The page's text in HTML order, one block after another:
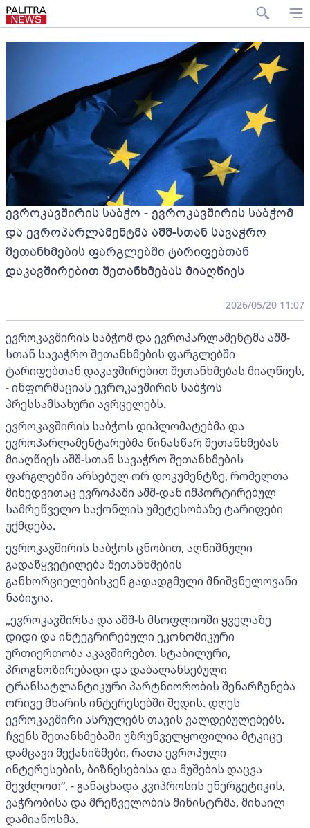
ევროკავშირის საბჭო - ევროკავშირის საბჭომ
და ევროპარლამენტმა აშშ-სთან სავაჭრო
შეთანხმების ფარგლებში ტარიფებთან
დაკავშირებით შეთანხმებას მიაღწიეს
2026/05/20 11:07
ევროკავშირის საბჭომ და ევროპარლამენტმა აშშ-
სთან სავაჭრო შეთანხმების ფარგლებში
ტარიფებთან დაკავშირებით შეთანხმებას მიაღწიეს,
- ინფორმაციას ევროკავშირის საბჭოს
პრესსამსახური ავრცელებს.
ევროკავშირის საბჭოს დიპლომატებმა და
ევროპარლამენტარებმა წინასწარ შეთანხმებას
მიაღწიეს აშშ-სთან სავაჭრო შეთანხმების
ფარგლებში არსებულ ორ დოკუმენტზე, რომელთა
მიხედვითაც ევროპაში აშშ-დან იმპორტირებულ
სამრეწველო საქონლის უმეტესობაზე ტარიფები
უქმდება.
ევროკავშირის საბჭოს ცნობით, აღნიშნული
გადაწყვეტილება შეთანხმების
განხორციელებისკენ გადადგმული მნიშვნელოვანი
ნაბიჯია.
„ევროკავშირსა და აშშ-ს მსოფლიოში ყველაზე
დიდი და ინტეგრირებული ეკონომიკური
ურთიერთობა აკავშირებთ. სტაბილური,
პროგნოზირებადი და დაბალანსებული
ტრანსატლანტიკური პარტნიორობის შენარჩუნება
ორივე მხარის ინტერესებში შედის. დღეს
ევროკავშირი ასრულებს თავის ვალდებულებებს.
ჩვენს შეთანხმებაში უზრუნველყოფილია მტკიცე
დამცავი მექანიზმები, რათა ევროპული
ინტერესების, ბიზნესებისა და მუშების დაცვა
შევძლოთ“, - განაცხადა კვიპროსის ენერგეტიკის,
ვაჭრობისა და მრეწველობის მინისტრმა, მიხაილ
დამიანოსმა.